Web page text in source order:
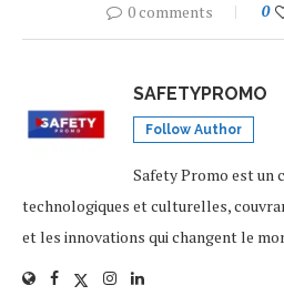
0 comments 0
SAFETYPROMO
Follow Author
Safety Promo est un
technologiques et culturelles,
et les innovations qui changent le